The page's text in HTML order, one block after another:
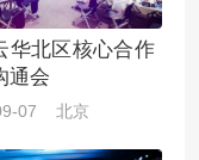
华北区核心合作
通会
07 北京